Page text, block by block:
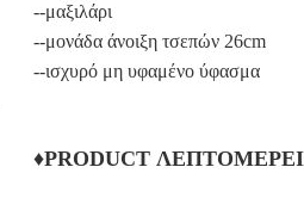
--μαξιλάρι
--μονάδα άνοιξη τσεπών 26cm
--ισχυρό μη υφαμένο ύφασμα
♦PRODUCT